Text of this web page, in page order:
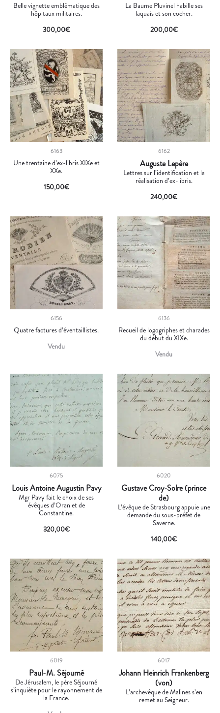
Belle vignette emblématique des
hôpitaux militaires.
300,00€
La Baume Pluvinel habille ses
laquais et son cocher.
200,00€
6163
Une trentaine d’ex-libris XIXe et
XXe.
150,00€
6162
Auguste Lepère
Lettres sur l’identification et la
réalisation d’ex-libris.
240,00€
6156
Quatre factures d’éventaillistes.
Vendu
6136
Recueil de logogriphes et charades
du début du XIXe.
Vendu
6075
Louis Antoine Augustin Pavy
Mgr Pavy fait le choix de ses
évêques d’Oran et de
Constantine.
320,00€
6020
Gustave Croy-Solre (prince
de)
L’évêque de Strasbourg appuie une
demande du sous-préfet de
Saverne.
140,00€
6019
Paul-M. Séjourné
De Jérusalem, le père Séjourné
s’inquiète pour le rayonnement de
la France.
6017
Johann Heinrich Frankenberg
(von)
L’archevêque de Malines s’en
remet au Seigneur.